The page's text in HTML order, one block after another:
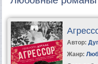
Автор:
Жанр: